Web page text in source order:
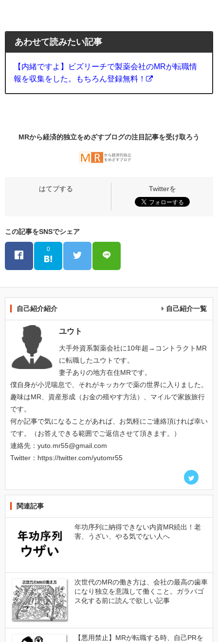
あわせて読みたい記事
【内緒ですよ】ビズリーチで製薬会社のMRが転職情
報を収集をした。もちろん登録無料！
MRから経済的独立をめざすブログの注目記事を受け取ろう
この記事をSNSでシェア
0
自己紹介紹介 自己紹介一覧
ユウト
大手外資系製薬会社に10年超→コントラクトMR
に転職したユウトです。
妻子ありの地方在住MRです。
僕自身が小児喘息で、それがキッカケで薬の世界に入りました。
趣味はMR、資産形成（お金の殖やす方法）、マイルで家族旅行
です。
何か記事で気になることがあれば、お気軽にご連絡頂ければ幸い
です。（お答えできる範囲でご返信させて頂きます。）
連絡先：yuto.mr55@gmail.com
Twitter：https://twitter.com/yutomr55
関連記事
年功序列に納得できない内資MR続出！老
害、うざい、やる気でない人へ
次世代のMRの働き方は、会社の最高の歯車
になり独立を意識して働くこと。ガラパゴ
ス化する前に読んで欲しい記事
【悪用禁止】MRが転職する時、自己PRを